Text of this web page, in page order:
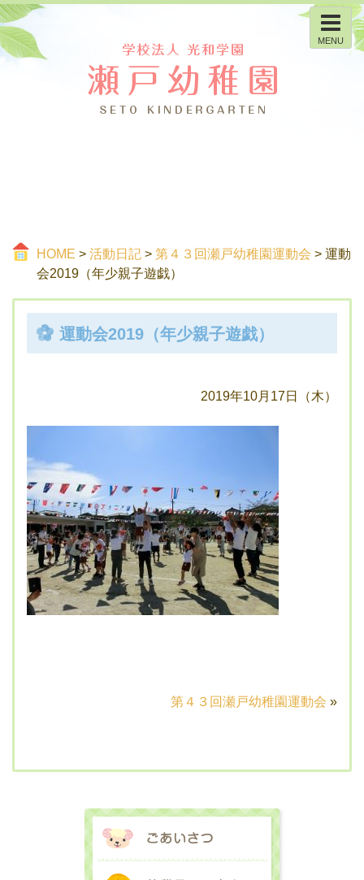
MENU
HOME > 活動日記 > 第４３回瀬戸幼稚園運動会 > 運動
会2019（年少親子遊戯）
運動会2019（年少親子遊戯）
2019年10月17日（木）
第４３回瀬戸幼稚園運動会 »
ごあいさつ
幼稚園のご案内